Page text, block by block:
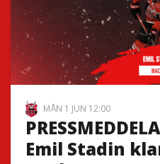
MÅN 1 JUN 12:00
Emil Stadin